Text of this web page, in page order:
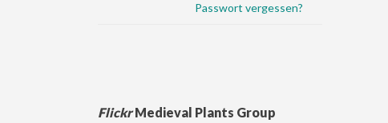
Passwort vergessen?
FlickrMedieval Plants Group